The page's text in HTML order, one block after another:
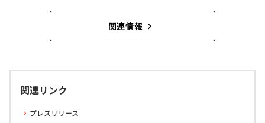
関連情報
関連リンク
プレスリリース